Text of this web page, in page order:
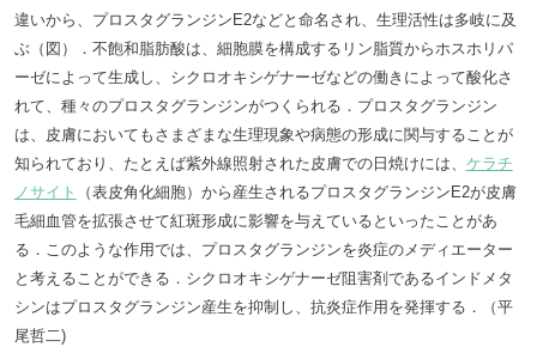
違いから、プロスタグランジンE2などと命名され、生理活性は多岐に及
ぶ（図）．不飽和脂肪酸は、細胞膜を構成するリン脂質からホスホリパ
ーゼによって生成し、シクロオキシゲナーゼなどの働きによって酸化さ
れて、種々のプロスタグランジンがつくられる．プロスタグランジン
は、皮膚においてもさまざまな生理現象や病態の形成に関与することが
知られており、たとえば紫外線照射された皮膚での日焼けには、 ケラチ
ノサイト
（表皮角化細胞）から産生されるプロスタグランジンE2が皮膚
毛細血管を拡張させて紅斑形成に影響を与えているといったことがあ
る．このような作用では、プロスタグランジンを炎症のメディエーター
と考えることができる．シクロオキシゲナーゼ阻害剤であるインドメタ
シンはプロスタグランジン産生を抑制し、抗炎症作用を発揮する．（平
尾哲二)